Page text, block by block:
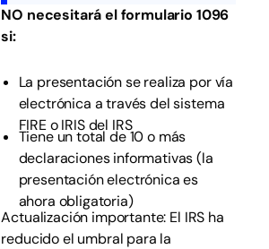
NO necesitará el formulario 1096
si:
La presentación se realiza por vía
electrónica a través del sistema
FIRE o IRIS del IRS
Tiene un total de 10 o más
declaraciones informativas (la
presentación electrónica es
ahora obligatoria)
Actualización importante: El IRS ha
reducido el umbral para la